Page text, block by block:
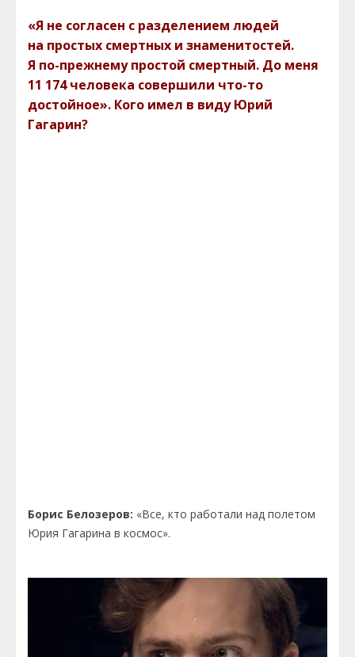
«Я не согласен с разделением людей
на простых смертных и знаменитостей.
Я по-прежнему простой смертный. До меня
11 174 человека совершили что-то
достойное». Кого имел в виду Юрий
Гагарин?
Борис Белозеров: «Все, кто работали над полетом
Юрия Гагарина в космос».